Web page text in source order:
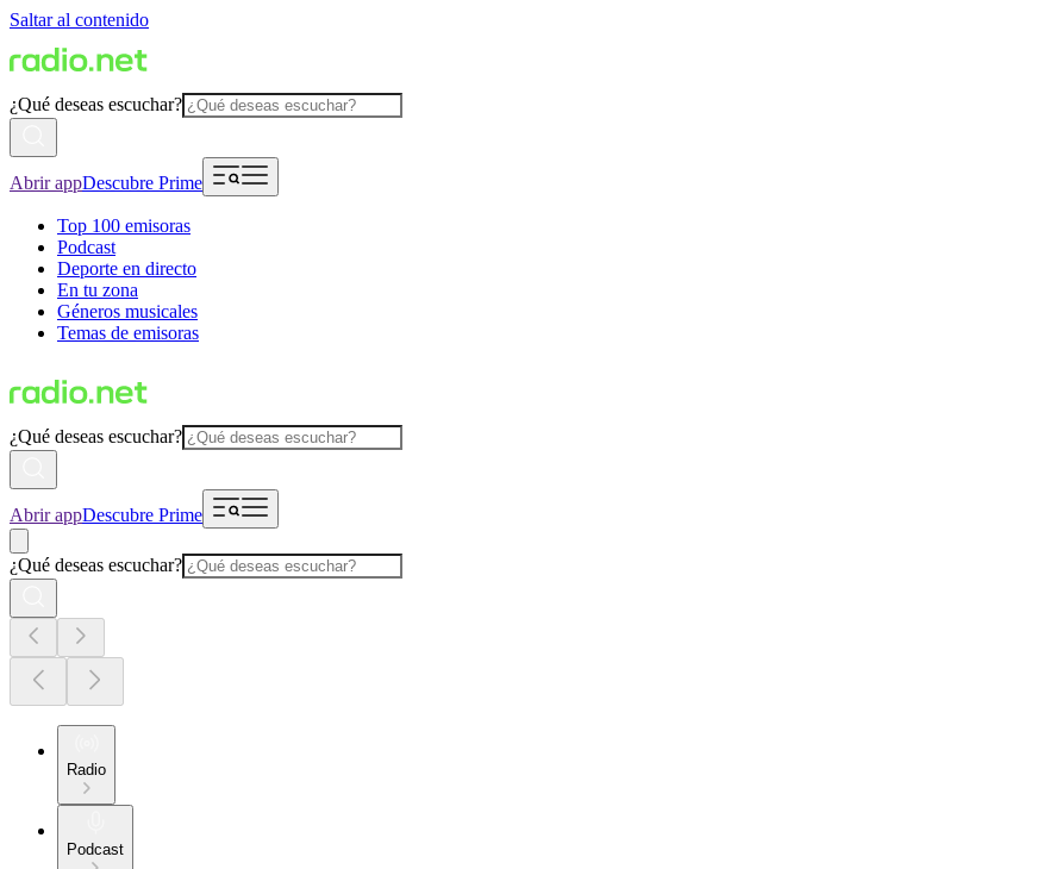
Saltar al contenido
¿Qué deseas escuchar?
Abrir appDescubre Prime
Top 100 emisoras
Podcast
Deporte en directo
En tu zona
Géneros musicales
Temas de emisoras
¿Qué deseas escuchar?
Abrir appDescubre Prime
¿Qué deseas escuchar?
Radio
Podcast